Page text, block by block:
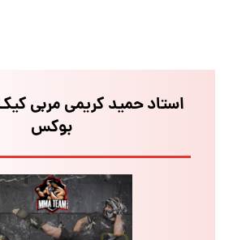
استاد حمید کریمی مربی
بوکس